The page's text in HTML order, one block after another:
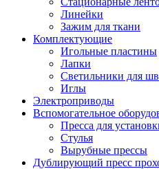
Линейки
Зажим для ткани
Комплектующие
Игольные пластины
Лапки
Светильники для
Иглы
Электроприводы
Вспомогательное
Пресса для
Стулья
Вырубные прессы
Дублирующий пресс